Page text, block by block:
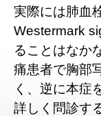
実際には肺血
Westermark
ることはなか
痛患者で胸部
く、逆に本症
詳しく問診す